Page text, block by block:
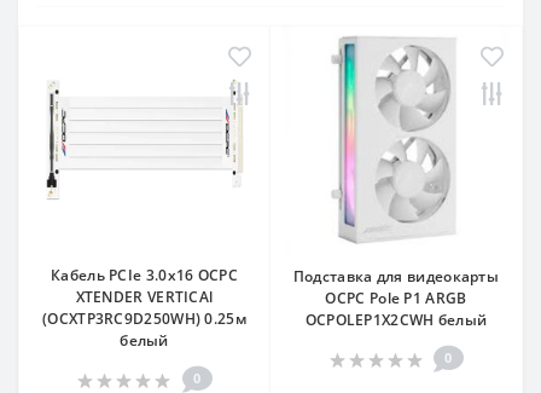
Кабель PCIe 3.0x16 OCPC
XTENDER VERTICAl
(OCXTP3RC9D250WH) 0.25м
белый
0
Подставка для видеокарты
OCPC Pole P1 ARGB
OCPOLEP1X2CWH белый
0